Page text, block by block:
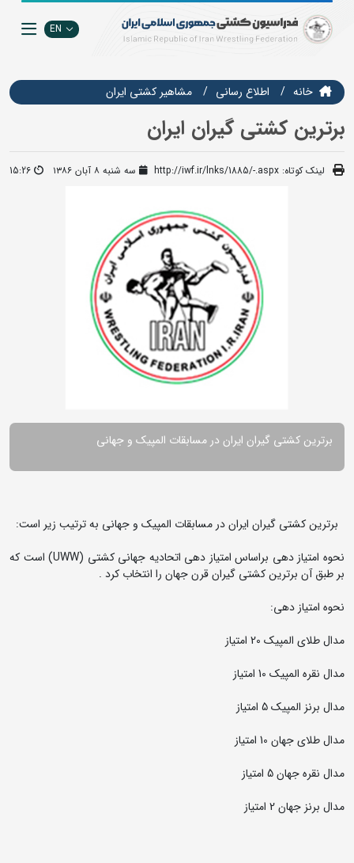
EN
خانه اطلاع رسانی مشاهير كشتي ايران
برترین کشتی گیران ایران
لینک کوتاه: http://iwf.ir/lnks/1885/-.aspx سه شنبه ۸ آبان ۱۳۸۶ 15:26
برترین کشتی گیران ایران در مسابقات المپیک و جهانی
برترین کشتی گیران ایران در مسابقات المپیک و جهانی به ترتیب زیر است:
نحوه امتیاز دهی براساس امتیاز دهی اتحادیه جهانی کشتی (UWW) است که
بر طبق آن برترین کشتی گیران قرن جهان را انتخاب کرد .
نحوه امتیاز دهی:
مدال طلای المپیک 20 امتیاز
مدال نقره المپیک 10 امتیاز
مدال برنز المپیک 5 امتیاز
مدال طلای جهان 10 امتیاز
مدال نقره جهان 5 امتیاز
مدال برنز جهان 2 امتیاز